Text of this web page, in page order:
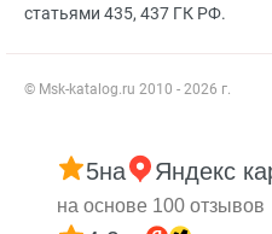
статьями 435, 437 ГК РФ.
© Msk-katalog.ru 2010 - 2026 г.
5на Яндекс
на основе 100 отзывов